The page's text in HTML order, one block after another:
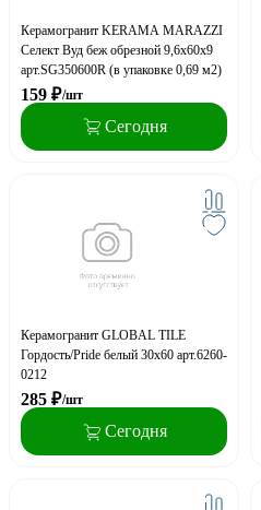
Керамогранит KERAMA MARAZZI
Селект Вуд беж обрезной 9,6х60х9
арт.SG350600R (в упаковке 0,69 м2)
159 ₽/шт
Сегодня
Керамогранит GLOBAL TILE
Гордость/Pride белый 30x60 арт.6260-
0212
285 ₽/шт
Сегодня